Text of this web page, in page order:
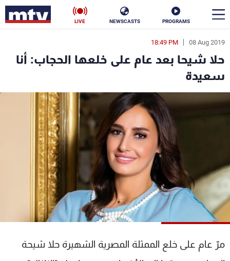
PROGRAMS
NEWSCASTS
LIVE
08 Aug 2019
18:49 PM
حلا شيحا بعد عام على خلعها الحجاب: أنا
سعيدة
مرّ عام على خلع الممثلة المصرية الشهيرة حلا شيحة
en
الأخبار
سياسة ناس
رياضة
كأس العالم
البرامج
جدول البرامج
شاهد البرامج
الترددات